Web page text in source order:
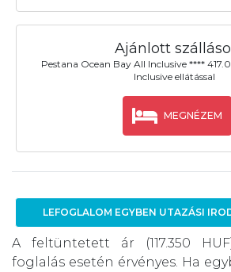
Ajánlott
Pestana Ocean Bay All Inclusive ****
Inclusive ellátással
MEGNÉZEM
LEFOGLALOM EGYBEN UTAZÁSI
A feltüntetett ár (117.350
foglalás esetén érvényes. Ha